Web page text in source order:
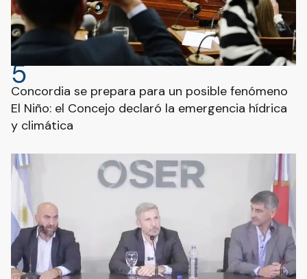
5
Concordia se prepara para un posible fenómeno
El Niño: el Concejo declaró la emergencia hídrica
y climática